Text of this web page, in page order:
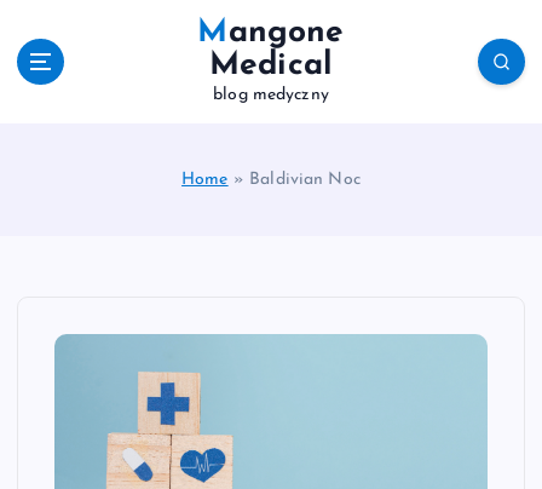
Mangone
Medical
blog medyczny
Home » Baldivian Noc